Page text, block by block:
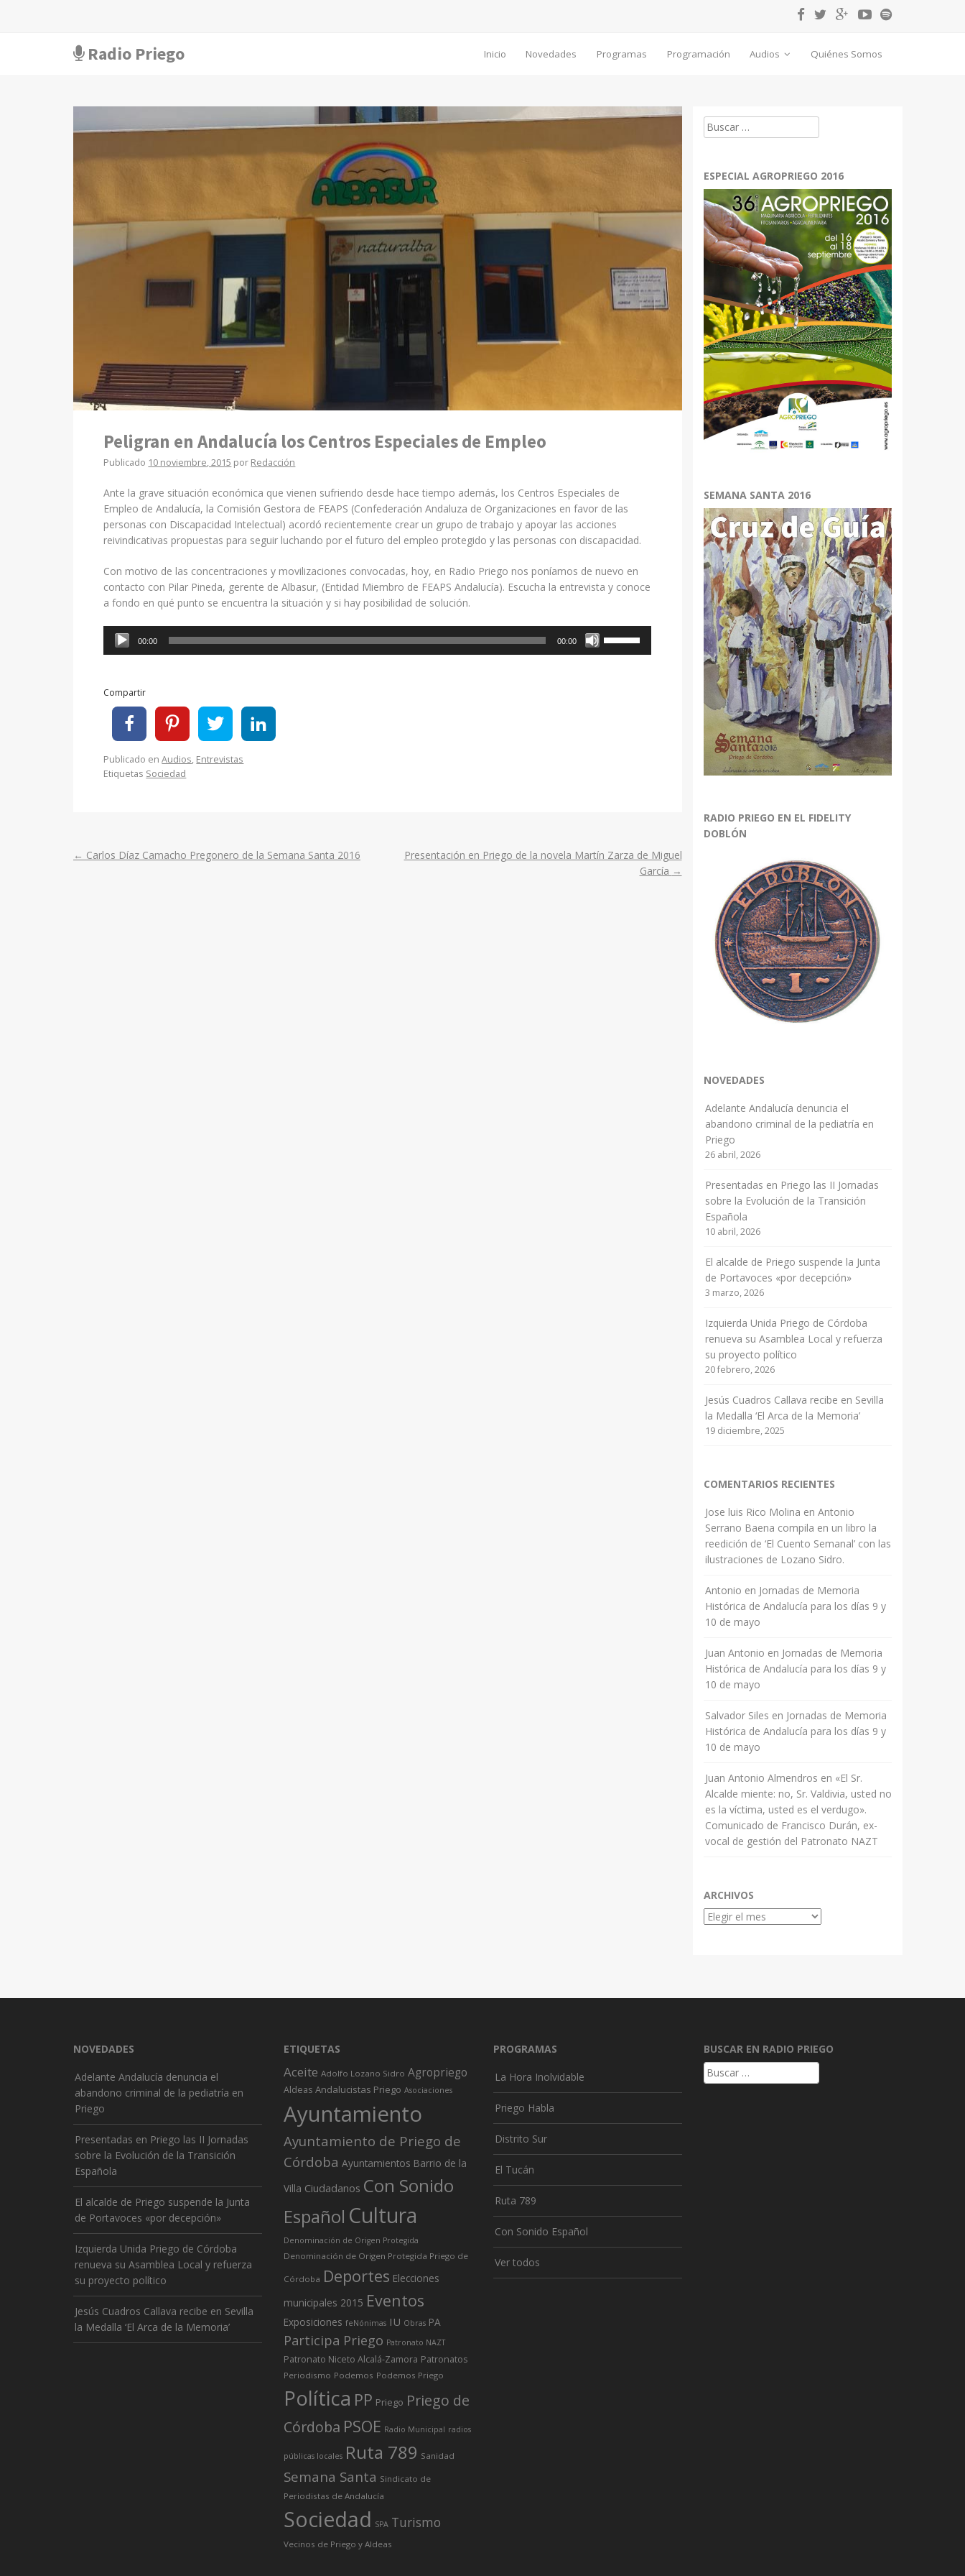
Radio Priego Inicio Novedades Programas Programación Audios Quiénes Somos
Peligran en Andalucía los Centros Especiales de Empleo
Publicado 10 noviembre, 2015 por Redacción
Ante la grave situación económica que vienen sufriendo desde hace tiempo además, los Centros Especiales de
Empleo de Andalucía, la Comisión Gestora de FEAPS (Confederación Andaluza de Organizaciones en favor de las
personas con Discapacidad Intelectual) acordó recientemente crear un grupo de trabajo y apoyar las acciones
reivindicativas propuestas para seguir luchando por el futuro del empleo protegido y las personas con discapacidad.
Con motivo de las concentraciones y movilizaciones convocadas, hoy, en Radio Priego nos poníamos de nuevo en
contacto con Pilar Pineda, gerente de Albasur, (Entidad Miembro de FEAPS Andalucía). Escucha la entrevista y conoce
a fondo en qué punto se encuentra la situación y si hay posibilidad de solución.
Reproductor
00:00 00:00
Compartir
Publicado enAudios, Entrevistas
Etiquetas Sociedad
Post
← Carlos Díaz Camacho Pregonero de la Semana Santa 2016
Presentación en Priego de la novela Martín Zarza de Miguel
García →
Buscar:
ESPECIAL AGROPRIEGO 2016
SEMANA SANTA 2016
RADIO PRIEGO EN EL FIDELITY
DOBLÓN
NOVEDADES
Adelante Andalucía denuncia el
abandono criminal de la pediatría en
Priego
26 abril, 2026
Presentadas en Priego las II Jornadas
sobre la Evolución de la Transición
Española
10 abril, 2026
El alcalde de Priego suspende la Junta
de Portavoces «por decepción»
3 marzo, 2026
Izquierda Unida Priego de Córdoba
renueva su Asamblea Local y refuerza
su proyecto político
20 febrero, 2026
Jesús Cuadros Callava recibe en Sevilla
la Medalla ‘El Arca de la Memoria’
19 diciembre, 2025
COMENTARIOS RECIENTES
Jose luis Rico Molina en Antonio
Serrano Baena compila en un libro la
reedición de ‘El Cuento Semanal’ con las
ilustraciones de Lozano Sidro.
Antonio en Jornadas de Memoria
Histórica de Andalucía para los días 9 y
10 de mayo
Juan Antonio en Jornadas de Memoria
Histórica de Andalucía para los días 9 y
10 de mayo
Salvador Siles en Jornadas de Memoria
Histórica de Andalucía para los días 9 y
10 de mayo
Juan Antonio Almendros en «El Sr.
Alcalde miente: no, Sr. Valdivia, usted no
es la víctima, usted es el verdugo».
Comunicado de Francisco Durán, ex-
vocal de gestión del Patronato NAZT
ARCHIVOS
Archivos
NOVEDADES
Adelante Andalucía denuncia el
abandono criminal de la pediatría en
Priego
Presentadas en Priego las II Jornadas
sobre la Evolución de la Transición
Española
El alcalde de Priego suspende la Junta
de Portavoces «por decepción»
Izquierda Unida Priego de Córdoba
renueva su Asamblea Local y refuerza
su proyecto político
Jesús Cuadros Callava recibe en Sevilla
la Medalla ‘El Arca de la Memoria’
ETIQUETAS
Aceite Adolfo Lozano Sidro Agropriego
Aldeas Andalucistas Priego Asociaciones
Ayuntamiento
Ayuntamiento de Priego de
Córdoba Ayuntamientos Barrio de la
Villa Ciudadanos Con Sonido
Español Cultura
Denominación de Origen Protegida
Denominación de Origen Protegida Priego de
Córdoba Deportes Elecciones
municipales 2015 Eventos
Exposiciones feNónimas IU Obras PA
Participa Priego Patronato NAZT
Patronato Niceto Alcalá-Zamora Patronatos
Periodismo Podemos Podemos Priego
Política PP Priego Priego de
Córdoba PSOE Radio Municipal radios
públicas locales Ruta 789 Sanidad
Semana Santa Sindicato de
Periodistas de Andalucía
Sociedad SPA Turismo
Vecinos de Priego y Aldeas
PROGRAMAS
La Hora Inolvidable
Priego Habla
Distrito Sur
El Tucán
Ruta 789
Con Sonido Español
Ver todos
BUSCAR EN RADIO PRIEGO
Buscar: